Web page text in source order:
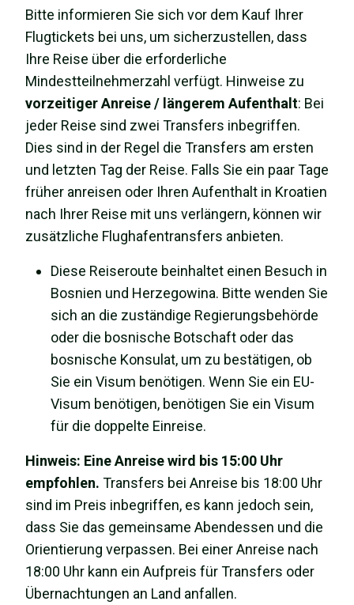
Bitte informieren Sie sich vor dem Kauf Ihrer
Flugtickets bei uns, um sicherzustellen, dass
Ihre Reise über die erforderliche
Mindestteilnehmerzahl verfügt. Hinweise zu
vorzeitiger Anreise / längerem Aufenthalt: Bei
jeder Reise sind zwei Transfers inbegriffen.
Dies sind in der Regel die Transfers am ersten
und letzten Tag der Reise. Falls Sie ein paar Tage
früher anreisen oder Ihren Aufenthalt in Kroatien
nach Ihrer Reise mit uns verlängern, können wir
zusätzliche Flughafentransfers anbieten.
Diese Reiseroute beinhaltet einen Besuch in
Bosnien und Herzegowina. Bitte wenden Sie
sich an die zuständige Regierungsbehörde
oder die bosnische Botschaft oder das
bosnische Konsulat, um zu bestätigen, ob
Sie ein Visum benötigen. Wenn Sie ein EU-
Visum benötigen, benötigen Sie ein Visum
für die doppelte Einreise.
Hinweis: Eine Anreise wird bis 15:00 Uhr
empfohlen. Transfers bei Anreise bis 18:00 Uhr
sind im Preis inbegriffen, es kann jedoch sein,
dass Sie das gemeinsame Abendessen und die
Orientierung verpassen. Bei einer Anreise nach
18:00 Uhr kann ein Aufpreis für Transfers oder
Übernachtungen an Land anfallen.